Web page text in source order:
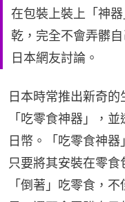
在包裝上裝上「神
乾，完全不會弄髒
日本網友討論。
日本時常推出新奇
「吃零食神器」，
日幣。「吃零食神器
只要將其安裝在零
「倒著」吃零食，